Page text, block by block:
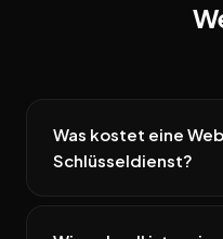
Was kostet eine
Schlüsseldienst?